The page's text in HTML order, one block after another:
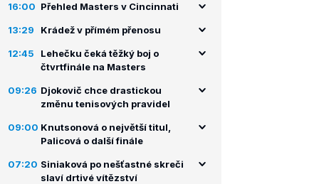
16:00 Přehled Masters v Cincinnati
13:29 Krádež v přímém přenosu
12:45
Lehečku čeká těžký boj o
čtvrtfinále na Masters
09:26 Djokovič chce drastickou
změnu tenisových pravidel
09:00 Knutsonová o největší titul,
Palicová o další finále
07:20 Siniaková po nešťastné skreči
slaví drtivé vítězství